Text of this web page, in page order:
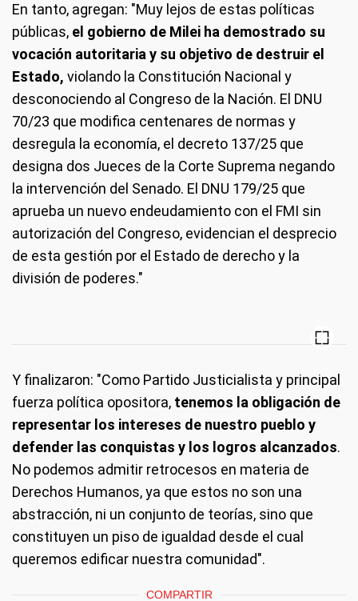
En tanto, agregan: "Muy lejos de estas políticas
públicas, el gobierno de Milei ha demostrado su
vocación autoritaria y su objetivo de destruir el
Estado, violando la Constitución Nacional y
desconociendo al Congreso de la Nación. El DNU
70/23 que modifica centenares de normas y
desregula la economía, el decreto 137/25 que
designa dos Jueces de la Corte Suprema negando
la intervención del Senado. El DNU 179/25 que
aprueba un nuevo endeudamiento con el FMI sin
autorización del Congreso, evidencian el desprecio
de esta gestión por el Estado de derecho y la
división de poderes."
Y finalizaron: "Como Partido Justicialista y principal
fuerza política opositora, tenemos la obligación de
representar los intereses de nuestro pueblo y
defender las conquistas y los logros alcanzados.
No podemos admitir retrocesos en materia de
Derechos Humanos, ya que estos no son una
abstracción, ni un conjunto de teorías, sino que
constituyen un piso de igualdad desde el cual
queremos edificar nuestra comunidad".
COMPARTIR